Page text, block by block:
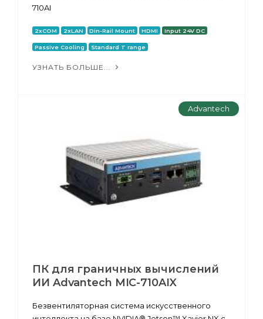
710AI
2xCOM 2xLAN Din-Rail Mount HDMI Input 24V DC
Passive Cooling Standard T range
УЗНАТЬ БОЛЬШЕ...
Advantech
ПК для граничных вычислений
ИИ Advantech MIC-710AIX
Безвентиляторная система искусственного